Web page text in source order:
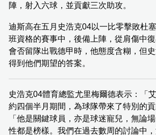
陣，射入六球，並貢獻三次助攻。
迪斯高在五月史浩克04以一比零擊敗杜
班資格的賽事中，後備上陣，從肩傷中
會否留隊出戰德甲時，他態度含糊，但
得到他們期望的答案。
史浩克04體育總監尤里梅爾德表示：「
約四個半月期間，為球隊帶來了特別的貢
「他是關鍵球員，亦是球迷寵兒，無論
性都是榜樣。我們在過去數周的討論中